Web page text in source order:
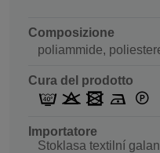
Composizione
poliammide,
Cura del prodotto
Importatore
Stoklasa textilní